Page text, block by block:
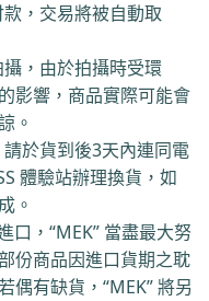
，交易將被自動取
，由於拍攝時受環
影響，商品實際可能會
。
於貨到後3天內連同電
體驗站辦理換貨，如
。
口， “MEK” 當盡最大努
份商品因進口貨期之耽
偶有缺貨， “MEK”將另